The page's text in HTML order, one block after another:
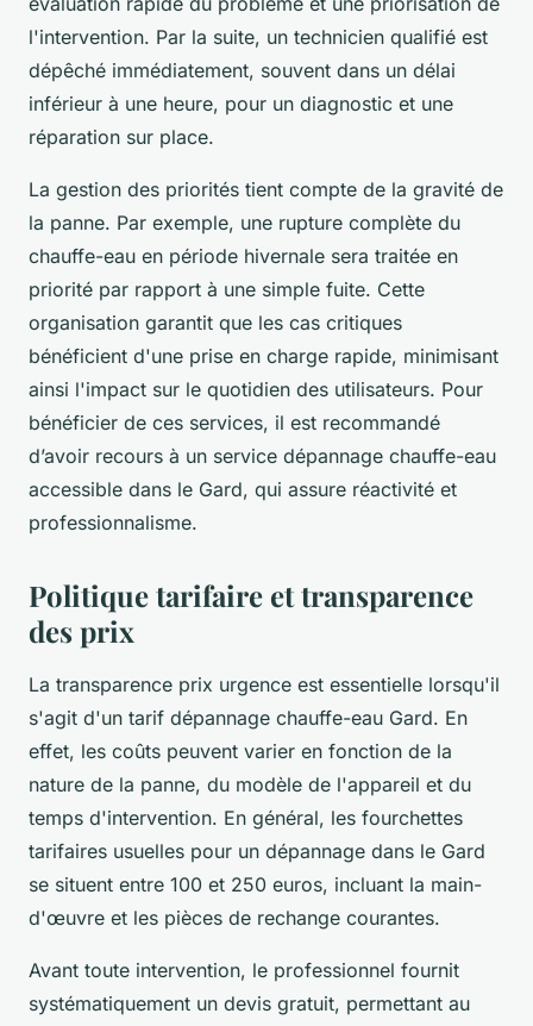
l'intervention. Par la suite, un technicien qualifié est
dépêché immédiatement, souvent dans un délai
inférieur à une heure, pour un diagnostic et une
réparation sur place.
La gestion des priorités tient compte de la gravité de
la panne. Par exemple, une rupture complète du
chauffe-eau en période hivernale sera traitée en
priorité par rapport à une simple fuite. Cette
organisation garantit que les cas critiques
bénéficient d'une prise en charge rapide, minimisant
ainsi l'impact sur le quotidien des utilisateurs. Pour
bénéficier de ces services, il est recommandé
d’avoir recours à un service dépannage chauffe-eau
accessible dans le Gard, qui assure réactivité et
professionnalisme.
Politique tarifaire et transparence
des prix
La transparence prix urgence est essentielle lorsqu'il
s'agit d'un tarif dépannage chauffe-eau Gard. En
effet, les coûts peuvent varier en fonction de la
nature de la panne, du modèle de l'appareil et du
temps d'intervention. En général, les fourchettes
tarifaires usuelles pour un dépannage dans le Gard
se situent entre 100 et 250 euros, incluant la main-
d'œuvre et les pièces de rechange courantes.
Avant toute intervention, le professionnel fournit
systématiquement un devis gratuit, permettant au